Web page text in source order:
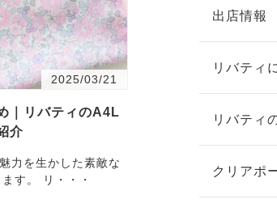
2025/03/21
｜リバティのA4L
介
力を生かした素敵な
す。 リ・・・
出店情報
リバティ
リバティ
クリアポ